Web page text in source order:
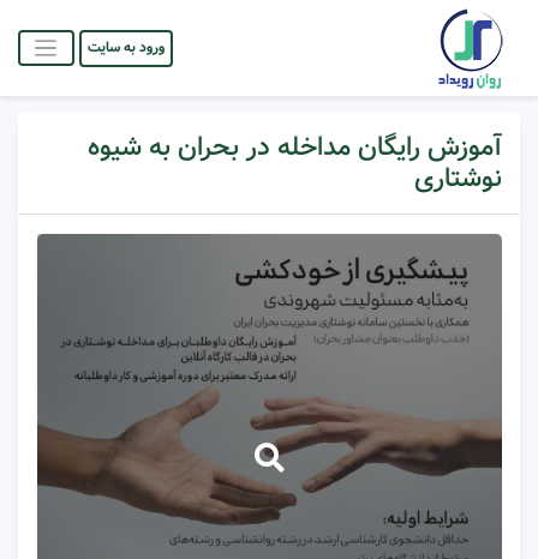
ورود به سایت
آموزش رایگان مداخله در بحران به شیوه
نوشتاری